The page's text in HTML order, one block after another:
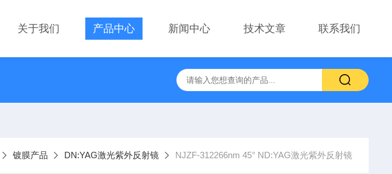
关于我们 产品中心 新闻中心 技术文章 联系我们
IR奥林巴斯红外线观察用显微镜物镜 PT-GD402电动升降台、位移台 电动滑台升降桌
镀膜产品 DN:YAG激光紫外反射镜 NJZF-312266nm 45° ND:YAG激光紫外反射镜